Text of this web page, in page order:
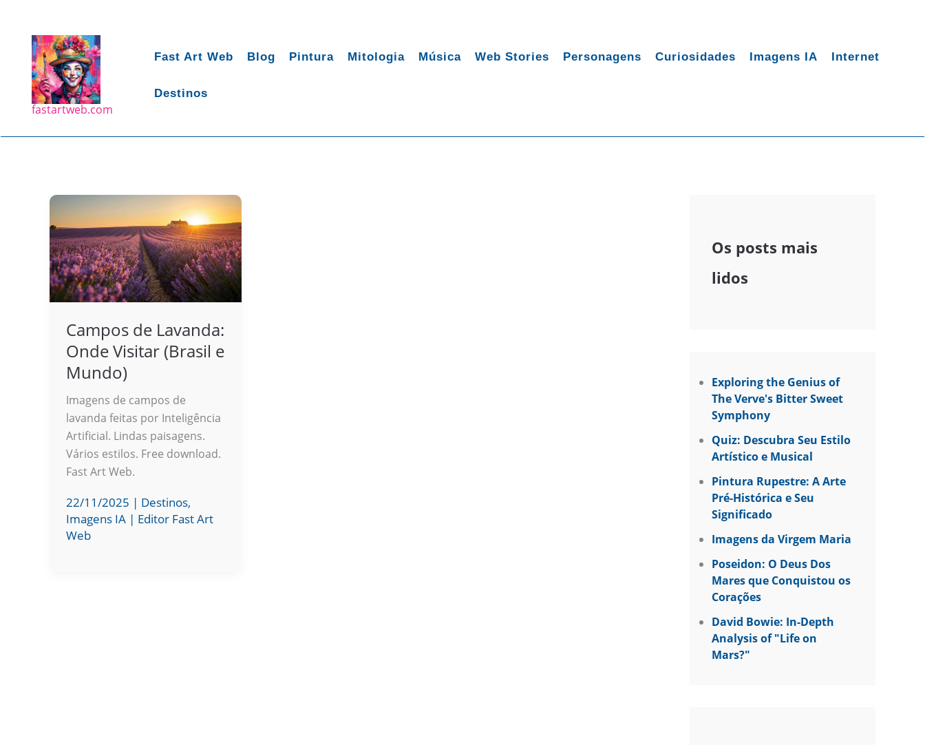
conteúdo
fastartweb.com
Fast Art Web Blog Pintura Mitologia Música Web Stories Personagens Curiosidades Imagens IA Internet
Destinos
Campos de Lavanda:
Onde Visitar (Brasil e
Mundo)
Imagens de campos de
lavanda feitas por Inteligência
Artificial. Lindas paisagens.
Vários estilos. Free download.
Fast Art Web.
22/11/2025 | Destinos,
Imagens IA | Editor Fast Art
Web
Os posts mais
lidos
Exploring the Genius of
The Verve's Bitter Sweet
Symphony
Quiz: Descubra Seu Estilo
Artístico e Musical
Pintura Rupestre: A Arte
Pré-Histórica e Seu
Significado
Imagens da Virgem Maria
Poseidon: O Deus Dos
Mares que Conquistou os
Corações
David Bowie: In-Depth
Analysis of "Life on
Mars?"